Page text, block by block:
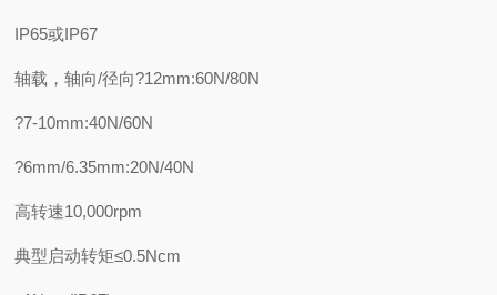
IP65或IP67
轴载，轴向/径向?12mm:60N/80N
?7-10mm:40N/60N
?6mm/6.35mm:20N/40N
高转速10,000rpm
典型启动转矩≤0.5Ncm